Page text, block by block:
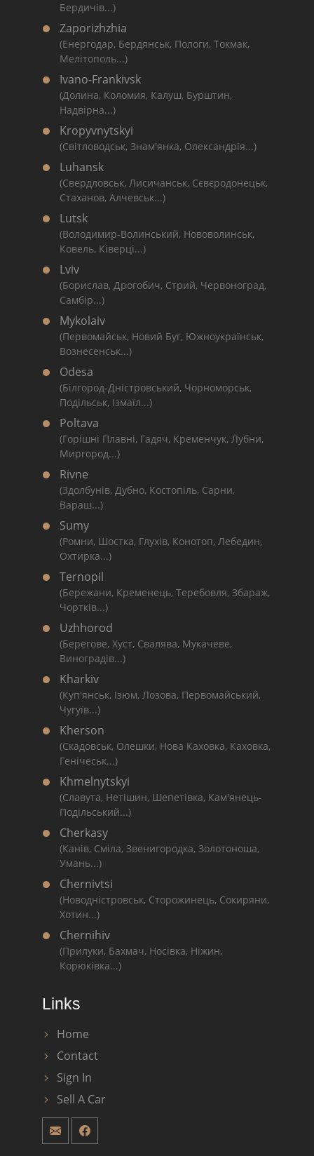
Бердичів...)
Zaporizhzhia
(Енергодар, Бердянськ, Пологи, Токмак,
Мелітополь...)
Ivano-Frankivsk
(Долина, Коломия, Калуш, Бурштин,
Надвірна...)
Kropyvnytskyi
(Світловодськ, Знам'янка, Олександрія...)
Luhansk
(Свердловськ, Лисичанськ, Сєвєродонецьк,
Стаханов, Алчевськ...)
Lutsk
(Володимир-Волинський, Нововолинськ,
Ковель, Ківерці...)
Lviv
(Борислав, Дрогобич, Стрий, Червоноград,
Самбір...)
Mykolaiv
(Первомайськ, Новий Буг, Южноукраїнськ,
Вознесенськ...)
Odesa
(Білгород-Дністровський, Чорноморськ,
Подільськ, Ізмаїл...)
Poltava
(Горішні Плавні, Гадяч, Кременчук, Лубни,
Миргород...)
Rivne
(Здолбунів, Дубно, Костопіль, Сарни,
Вараш...)
Sumy
(Ромни, Шостка, Глухів, Конотоп, Лебедин,
Охтирка...)
Ternopil
(Бережани, Кременець, Теребовля, Збараж,
Чортків...)
Uzhhorod
(Берегове, Хуст, Свалява, Мукачеве,
Виноградів...)
Kharkiv
(Куп'янськ, Ізюм, Лозова, Первомайський,
Чугуїв...)
Kherson
(Скадовськ, Олешки, Нова Каховка, Каховка,
Генічеськ...)
Khmelnytskyi
(Славута, Нетішин, Шепетівка, Кам'янець-
Подільський...)
Cherkasy
(Канів, Сміла, Звенигородка, Золотоноша,
Умань...)
Chernivtsi
(Новодністровськ, Сторожинець, Сокиряни,
Хотин...)
Chernihiv
(Прилуки, Бахмач, Носівка, Ніжин,
Корюківка...)
Links
Home
Contact
Sign In
Sell A Car